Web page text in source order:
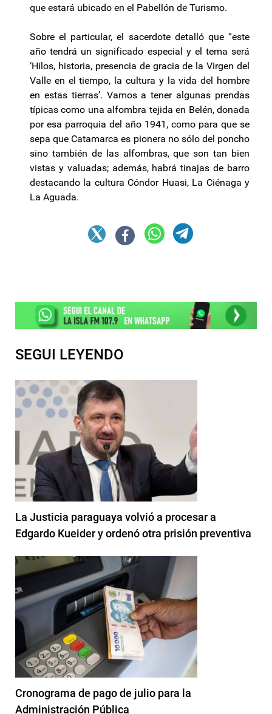
que estará ubicado en el Pabellón de Turismo.
Sobre el particular, el sacerdote detalló que “este
año tendrá un significado especial y el tema será
‘Hilos, historia, presencia de gracia de la Virgen del
Valle en el tiempo, la cultura y la vida del hombre
en estas tierras’. Vamos a tener algunas prendas
típicas como una alfombra tejida en Belén, donada
por esa parroquia del año 1941, como para que se
sepa que Catamarca es pionera no sólo del poncho
sino también de las alfombras, que son tan bien
vistas y valuadas; además, habrá tinajas de barro
destacando la cultura Cóndor Huasi, La Ciénaga y
La Aguada.
SEGUI LEYENDO
La Justicia paraguaya volvió a procesar a
Edgardo Kueider y ordenó otra prisión preventiva
Cronograma de pago de julio para la
Administración Pública